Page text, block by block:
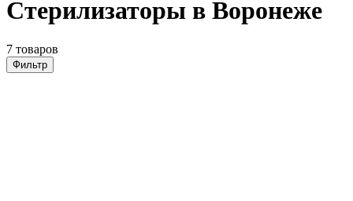
Стерилизаторы в Воронеже
7 товаров
Фильтр